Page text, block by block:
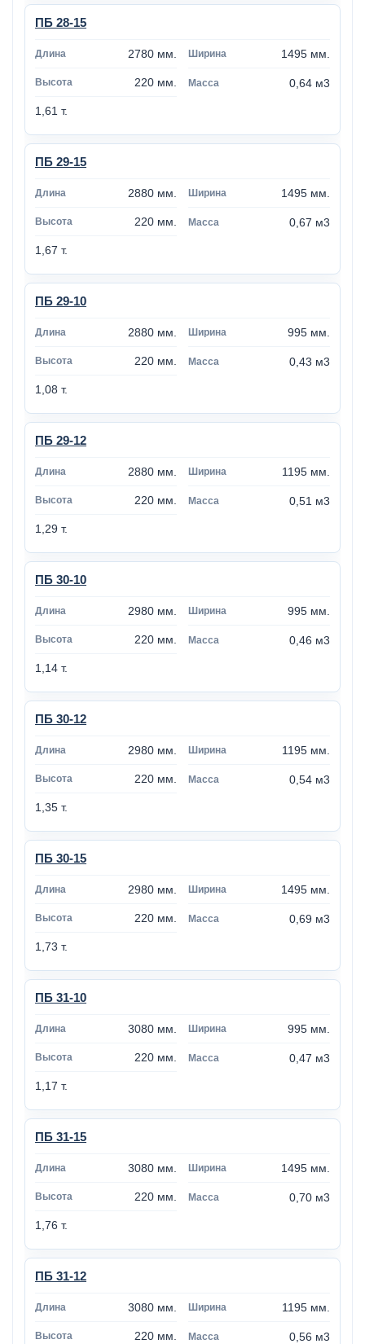
ПБ 28-15
2780 мм. 1495 мм.
220 мм. 0,64 м3
1,61 т.
ПБ 29-15
2880 мм. 1495 мм.
220 мм. 0,67 м3
1,67 т.
ПБ 29-10
2880 мм. 995 мм.
220 мм. 0,43 м3
1,08 т.
ПБ 29-12
2880 мм. 1195 мм.
220 мм. 0,51 м3
1,29 т.
ПБ 30-10
2980 мм. 995 мм.
220 мм. 0,46 м3
1,14 т.
ПБ 30-12
2980 мм. 1195 мм.
220 мм. 0,54 м3
1,35 т.
ПБ 30-15
2980 мм. 1495 мм.
220 мм. 0,69 м3
1,73 т.
ПБ 31-10
3080 мм. 995 мм.
220 мм. 0,47 м3
1,17 т.
ПБ 31-15
3080 мм. 1495 мм.
220 мм. 0,70 м3
1,76 т.
ПБ 31-12
3080 мм. 1195 мм.
220 мм. 0,56 м3